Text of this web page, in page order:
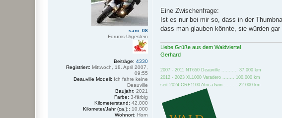
sani_08
Forums-Urgestein
Beiträge: 4330
Registriert: Mittwoch, 18. April 2007,
09:55
Deauville Modell: Ich fahre keine
Deauville
Baujahr: 2021
Farbe: 3-färbig
Kilometerstand: 42.000
Kilometer/Jahr (ca.):: 10.000
Wohnort: Horn
a
g
Eine Zwischenfrage:
Ist es nur bei mir so, dass in der
dass man glauben könnte, sie würden
Liebe Grüße aus dem Waldviertel
Gerhard
2007 - 2011 NT650 Deauville ........... 37.000 km
2012 - 2023 XL1000 Varadero ........ 100.000 km
seit 2024 CRF1100 AfricaTwin ......... 22.000 km